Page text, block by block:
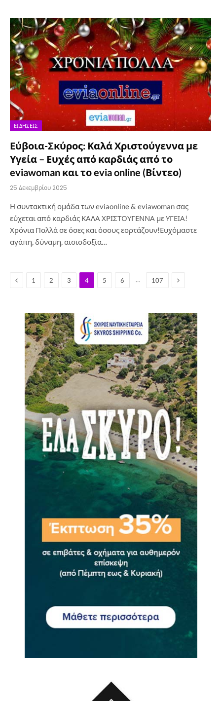
ΕΙΔΉΣΕΙΣ
Εύβοια-Σκύρος: Καλά Χριστούγεννα με
Υγεία – Ευχές από καρδιάς από το
eviawoman και το evia online (Βίντεο)
25 Δεκεμβρίου 2025
Η συντακτική ομάδα των eviaonline & eviawoman σας
εύχεται από καρδιάς ΚΑΛΑ ΧΡΙΣΤΟΥΓΕΝΝΑ με ΥΓΕΙΑ!
Χρόνια Πολλά σε όσες και όσους εορτάζουν!Ευχόμαστε
αγάπη, δύναμη, αισιοδοξία…
Previous
1 2 3 4 5 6 … 107 Next